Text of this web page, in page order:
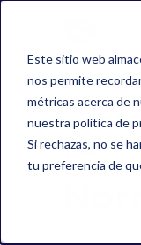
Este sitio web
nos permite
métricas acerca de
nuestra política de
Si rechazas, no se
tu preferencia de
TOPIC